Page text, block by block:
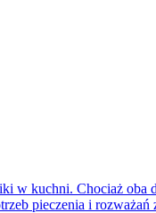
w kuchni. Chociaż
pieczenia i rozważań